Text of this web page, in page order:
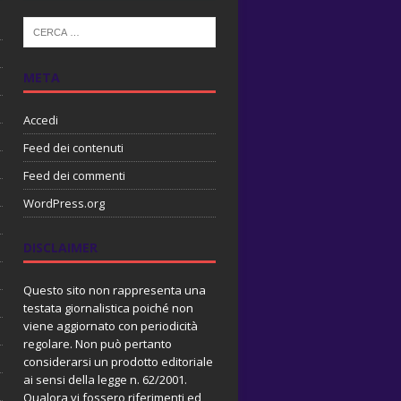
META
Accedi
Feed dei contenuti
Feed dei commenti
WordPress.org
DISCLAIMER
Questo sito non rappresenta una
testata giornalistica poiché non
viene aggiornato con periodicità
regolare. Non può pertanto
considerarsi un prodotto editoriale
ai sensi della legge n. 62/2001.
Qualora vi fossero riferimenti ed